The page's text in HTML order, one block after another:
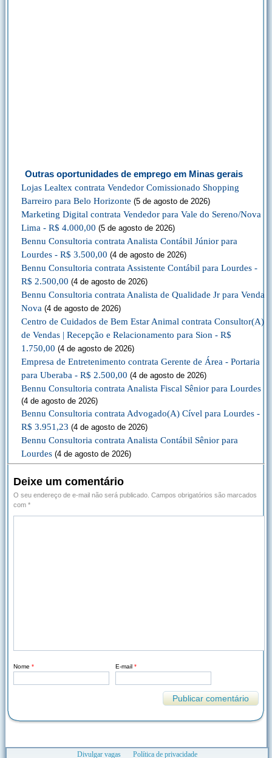
Outras oportunidades de emprego em Minas gerais
Lojas Lealtex contrata Vendedor Comissionado Shopping
Barreiro para Belo Horizonte (5 de agosto de 2026)
Marketing Digital contrata Vendedor para Vale do Sereno/Nova
Lima - R$ 4.000,00 (5 de agosto de 2026)
Bennu Consultoria contrata Analista Contábil Júnior para
Lourdes - R$ 3.500,00 (4 de agosto de 2026)
Bennu Consultoria contrata Assistente Contábil para Lourdes -
R$ 2.500,00 (4 de agosto de 2026)
Bennu Consultoria contrata Analista de Qualidade Jr para Venda
Nova (4 de agosto de 2026)
Centro de Cuidados de Bem Estar Animal contrata Consultor(A)
de Vendas | Recepção e Relacionamento para Sion - R$
1.750,00 (4 de agosto de 2026)
Empresa de Entretenimento contrata Gerente de Área - Portaria
para Uberaba - R$ 2.500,00 (4 de agosto de 2026)
Bennu Consultoria contrata Analista Fiscal Sênior para Lourdes
(4 de agosto de 2026)
Bennu Consultoria contrata Advogado(A) Cível para Lourdes -
R$ 3.951,23 (4 de agosto de 2026)
Bennu Consultoria contrata Analista Contábil Sênior para
Lourdes (4 de agosto de 2026)
Deixe um comentário
O seu endereço de e-mail não será publicado. Campos obrigatórios são marcados
com *
Nome * E-mail *
Divulgar vagas Política de privacidade